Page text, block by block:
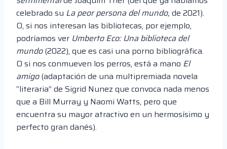
celebrado su La peor persona del mundo, de 2021).
O, si nos interesan las bibliotecas, por ejemplo,
podríamos ver Umberto Eco: Una biblioteca del
mundo(2022), que es casi una porno bibliográfica.
O si nos conmueven los perros, está a mano El
amigo(adaptación de una multipremiada novela
“literaria” de Sigrid Nunez que convoca nada menos
que a Bill Murray y Naomi Watts, pero que
encuentra su mayor atractivo en un hermosísimo y
perfecto gran danés).